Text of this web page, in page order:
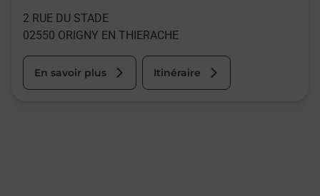
2 RUE DU STADE
02550 ORIGNY EN THIERACHE
En savoir plus Itinéraire